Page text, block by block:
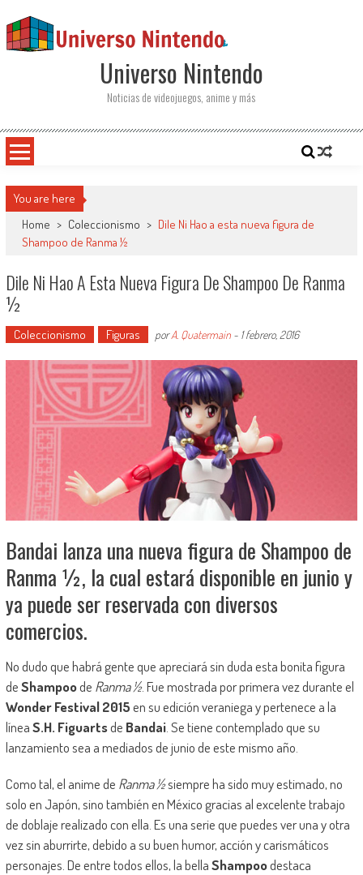
Universo Nintendo
Noticias de videojuegos, anime y más
You are here
Home > Coleccionismo > Dile Ni Hao a esta nueva figura de
Shampoo de Ranma ½
Dile Ni Hao A Esta Nueva Figura De Shampoo De Ranma
½
Coleccionismo Figuras porA. Quatermain- 1 febrero, 2016
Bandai lanza una nueva figura de Shampoo de
Ranma ½, la cual estará disponible en junio y
ya puede ser reservada con diversos
comercios.
No dudo que habrá gente que apreciará sin duda esta bonita figura
deShampoode Ranma ½. Fue mostrada por primera vez durante el
Wonder Festival 2015en su edición veraniega y pertenece a la
líneaS.H. Figuartsde Bandai. Se tiene contemplado que su
lanzamiento sea a mediados de junio de este mismo año.
Como tal, el anime de Ranma ½siempre ha sido muy estimado, no
solo en Japón, sino también en México gracias al excelente trabajo
de doblaje realizado con ella. Es una serie que puedes ver una y otra
vez sin aburrirte, debido a su buen humor, acción y carismáticos
personajes. De entre todos ellos, la bellaShampoodestaca